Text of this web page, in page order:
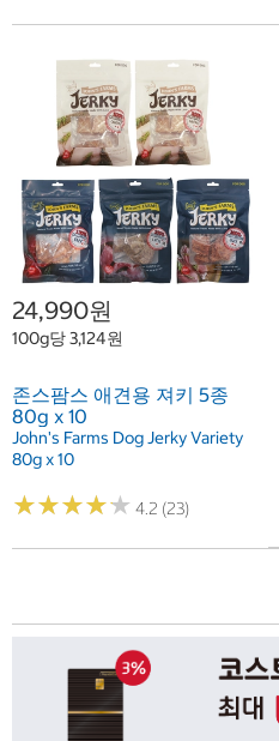
24,990원
100g당 3,124원
존스팜스 애견용 져키 5종
80g x 10
John's Farms Dog Jerky Variety
80g x 10
★★★★★
★★★★★ 4.2 (23)